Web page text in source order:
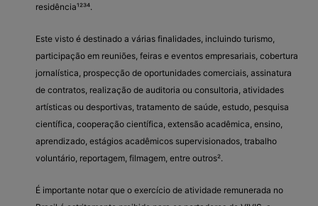
residência¹²³⁴.
Este visto é destinado a várias finalidades, incluindo turismo,
participação em reuniões, feiras e eventos empresariais, cobertura
jornalística, prospecção de oportunidades comerciais, assinatura
de contratos, realização de auditoria ou consultoria, atividades
artísticas ou desportivas, tratamento de saúde, estudo, pesquisa
científica, cooperação científica, extensão acadêmica, ensino,
aprendizado, estágios acadêmicos supervisionados, trabalho
voluntário, reportagem, filmagem, entre outros².
É importante notar que o exercício de atividade remunerada no